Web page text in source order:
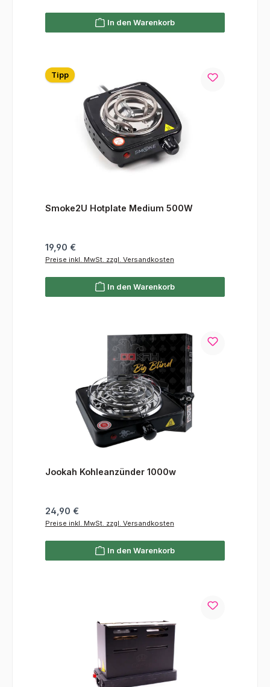
In den Warenkorb
Tipp
Smoke2U Hotplate Medium 500W
Regulärer Preis:
19,90 €
Preise inkl. MwSt. zzgl. Versandkosten
In den Warenkorb
Jookah Kohleanzünder 1000w
Regulärer Preis:
24,90 €
Preise inkl. MwSt. zzgl. Versandkosten
In den Warenkorb